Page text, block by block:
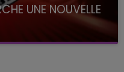
UNE NOUVELLE
FM